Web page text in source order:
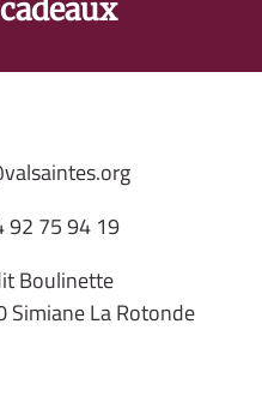
92 75 94 19
Boulinette
Simiane La Rotonde